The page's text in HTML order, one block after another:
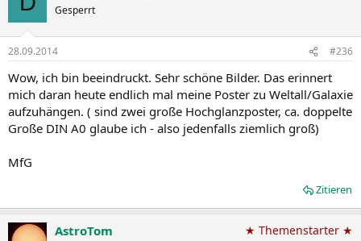
Gesperrt
28.09.2014 #236
Wow, ich bin beeindruckt. Sehr schöne Bilder. Das erinnert
mich daran heute endlich mal meine Poster zu Weltall/Galaxie
aufzuhängen. ( sind zwei große Hochglanzposter, ca. doppelte
Große DIN A0 glaube ich - also jedenfalls ziemlich groß)
MfG
Zitieren
AstroTom ★ Themenstarter ★